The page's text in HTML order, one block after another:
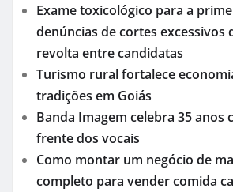
Exame toxicológico para a
denúncias de cortes excessivos
revolta entre candidatas
Turismo rural fortalece
tradições em Goiás
Banda Imagem celebra 35 anos
frente dos vocais
Como montar um negócio de
completo para vender comida